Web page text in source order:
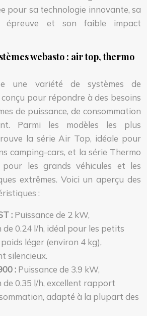
pour sa technologie innovante, sa
et son faible impact
webasto : air top, thermo
une variété de systèmes de
pour répondre à des besoins
de puissance, de consommation
Parmi les modèles les plus
la série Air Top, idéale pour
camping-cars, et la série Thermo
pour les grands véhicules et les
extrêmes. Voici un aperçu des
:
: Puissance de 2 kW,
0.24 l/h, idéal pour les petits
léger (environ 4 kg),
silencieux.
: Puissance de 3.9 kW,
de 0.35 l/h, excellent rapport
adapté à la plupart des